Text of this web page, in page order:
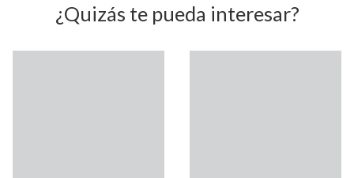
¿Quizás te pueda interesar?